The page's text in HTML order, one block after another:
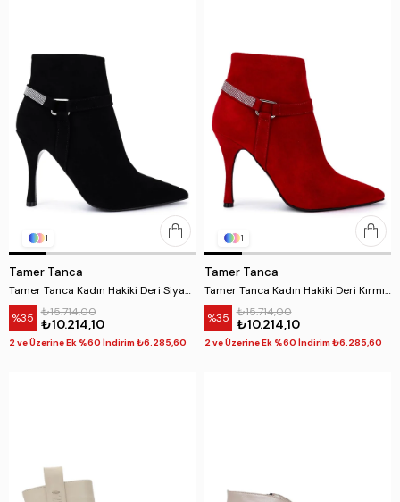
1
Tamer Tanca
Tamer Tanca Kadın Hakiki Deri Siyah Süet Topuklu Bot
%35 ₺10.214,10
₺15.714,00
2 ve Üzerine Ek %60 İndirim ₺6.285,60
1
Tamer Tanca
Tamer Tanca Kadın Hakiki Deri Kırmızı Süet Topuklu Bot
%35 ₺10.214,10
₺15.714,00
2 ve Üzerine Ek %60 İndirim ₺6.285,60